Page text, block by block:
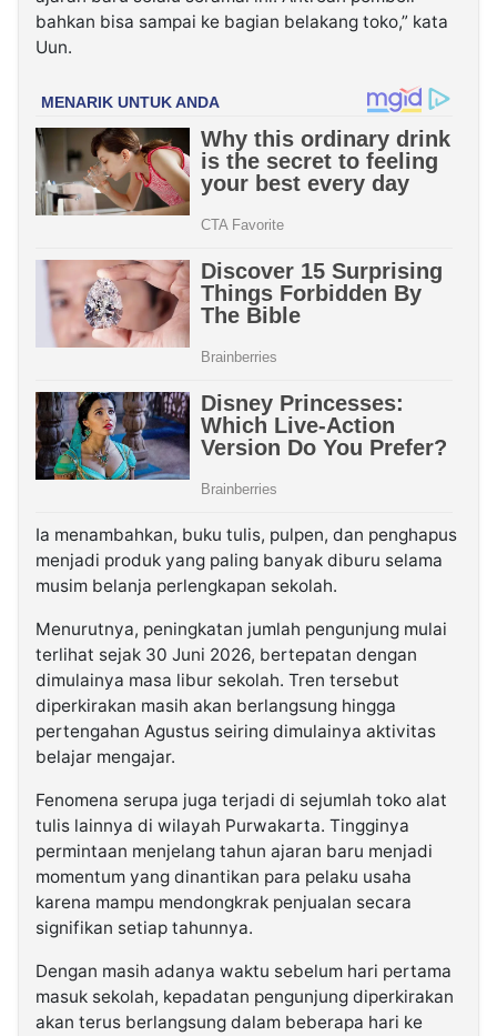
bahkan bisa sampai ke bagian belakang toko,” kata
Uun.
Ia menambahkan, buku tulis, pulpen, dan penghapus
menjadi produk yang paling banyak diburu selama
musim belanja perlengkapan sekolah.
Menurutnya, peningkatan jumlah pengunjung mulai
terlihat sejak 30 Juni 2026, bertepatan dengan
dimulainya masa libur sekolah. Tren tersebut
diperkirakan masih akan berlangsung hingga
pertengahan Agustus seiring dimulainya aktivitas
belajar mengajar.
Fenomena serupa juga terjadi di sejumlah toko alat
tulis lainnya di wilayah Purwakarta. Tingginya
permintaan menjelang tahun ajaran baru menjadi
momentum yang dinantikan para pelaku usaha
karena mampu mendongkrak penjualan secara
signifikan setiap tahunnya.
Dengan masih adanya waktu sebelum hari pertama
masuk sekolah, kepadatan pengunjung diperkirakan
akan terus berlangsung dalam beberapa hari ke